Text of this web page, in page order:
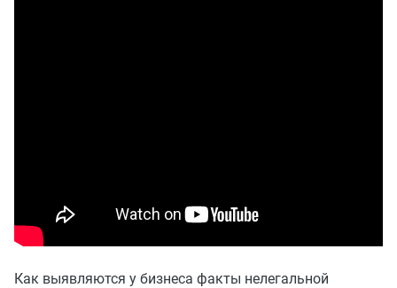
Как выявляются у бизнеса факты нелегальной